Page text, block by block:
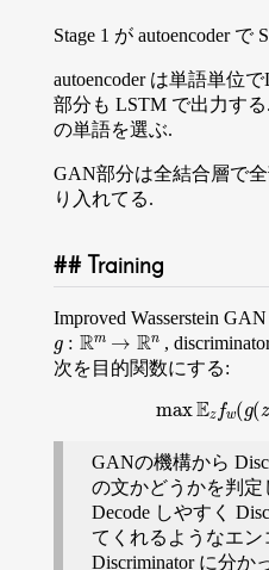
Stage 1 が autoencoder で
autoencoder は単語単位
部分も LSTM で出力する
の単語を選ぶ.
GAN部分は全結合層で
り入れてる.
Training
Improved Wasserstein
g:Rm→R n ,
次を目的関数にする:
maxE fw(g(
GANの機構から
の文かどうかを判定
Decode しやすく
てくれるようなエ
Discriminator に分か